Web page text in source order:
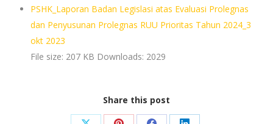
PSHK_Laporan Badan Legislasi atas Evaluasi Prolegnas
dan Penyusunan Prolegnas RUU Prioritas Tahun 2024_3
okt 2023
File size: 207 KB Downloads: 2029
Share this post